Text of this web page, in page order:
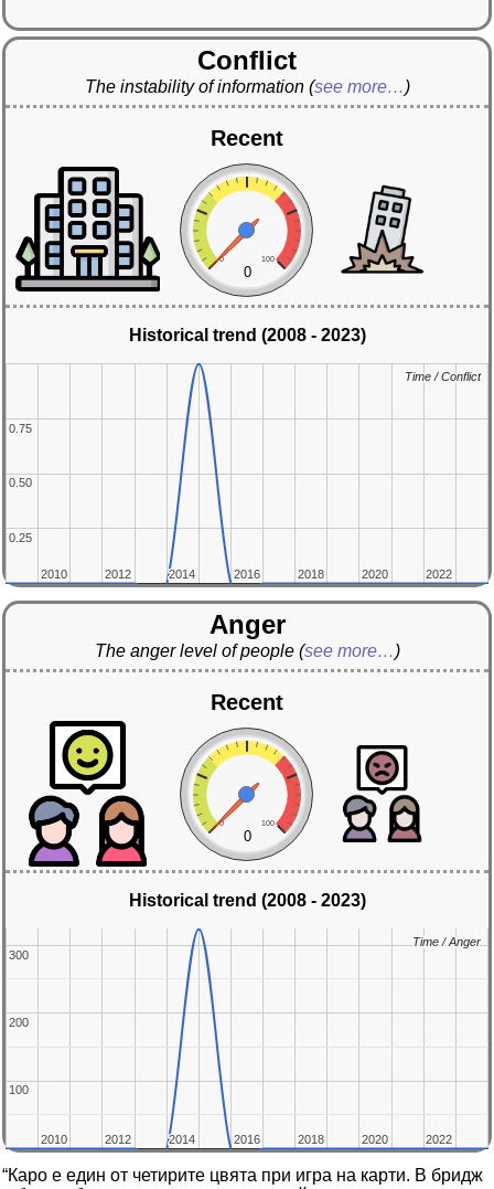
Conflict
The instability of information (see more…)
Recent
0 100
0
Historical trend (2008 - 2023)
2010
2010 2012
2012 2014
2014 2016
2016 2018
2018 2020
2020 2022
2022
0.25
0.25
0.50
0.50
0.75
0.75
Time / Conflict
Time / Conflict
Anger
The anger level of people (see more…)
Recent
0 100
0
Historical trend (2008 - 2023)
2010
2010 2012
2012 2014
2014 2016
2016 2018
2018 2020
2020 2022
2022
100
100
200
200
300
300
Time / Anger
Time / Anger
“Каро е един от четирите цвята при игра на карти. В бридж